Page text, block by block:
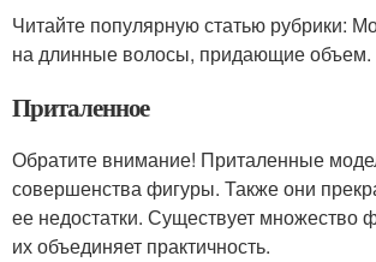
Читайте популярную статью рубрики:
на длинные волосы, придающие объем.
Приталенное
Обратите внимание! Приталенные
совершенства фигуры. Также они
ее недостатки. Существует множество
их объединяет практичность.